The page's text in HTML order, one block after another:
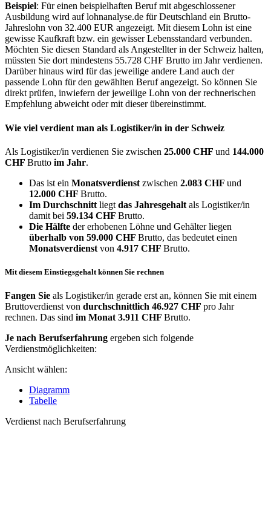
Beispiel: Für einen beispielhaften Beruf mit abgeschlossener
Ausbildung wird auf lohnanalyse.de für Deutschland ein Brutto-
Jahreslohn von 32.400 EUR angezeigt. Mit diesem Lohn ist eine
gewisse Kaufkraft bzw. ein gewisser Lebensstandard verbunden.
Möchten Sie diesen Standard als Angestellter in der Schweiz halten,
müssten Sie dort mindestens 55.728 CHF Brutto im Jahr verdienen.
Darüber hinaus wird für das jeweilige andere Land auch der
passende Lohn für den gewählten Beruf angezeigt. So können Sie
direkt prüfen, inwiefern der jeweilige Lohn von der rechnerischen
Empfehlung abweicht oder mit dieser übereinstimmt.
Wie viel verdient man als Logistiker/in in der Schweiz
Als Logistiker/in verdienen Sie zwischen 25.000 CHF und 144.000
CHF Brutto im Jahr.
Das ist ein Monatsverdienst zwischen 2.083 CHF und
12.000 CHF Brutto.
Im Durchschnitt liegt das Jahresgehalt als Logistiker/in
damit bei 59.134 CHF Brutto.
Die Hälfte der erhobenen Löhne und Gehälter liegen
überhalb von 59.000 CHF Brutto, das bedeutet einen
Monatsverdienst von 4.917 CHF Brutto.
Mit diesem Einstiegsgehalt können Sie rechnen
Fangen Sie als Logistiker/in gerade erst an, können Sie mit einem
Bruttoverdienst von durchschnittlich 46.927 CHF pro Jahr
rechnen. Das sind im Monat 3.911 CHF Brutto.
Je nach Berufserfahrung ergeben sich folgende
Verdienstmöglichkeiten:
Ansicht wählen:
Diagramm
Tabelle
Verdienst nach Berufserfahrung